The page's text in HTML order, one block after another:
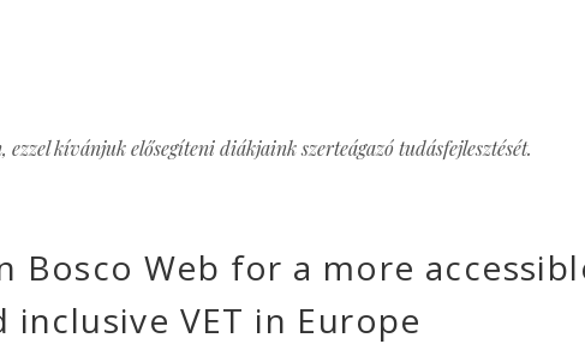
kívánjuk elősegíteni diákjaink szerteágazó tudásfejlesztését.
Bosco Web for a more
inclusive VET in Europe